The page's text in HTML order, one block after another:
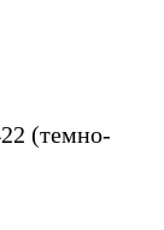
(темно-